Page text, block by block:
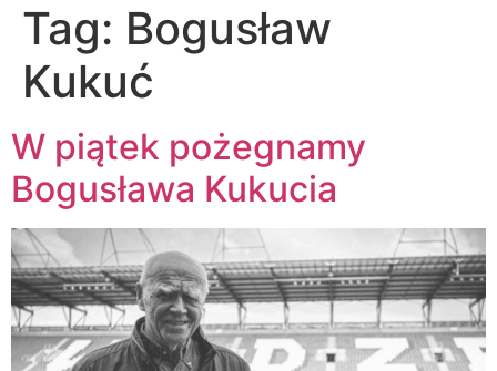
Tag: Bogusław
Kukuć
W piątek pożegnamy
Bogusława Kukucia